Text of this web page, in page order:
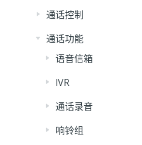
通话控制
通话功能
语音信箱
IVR
通话录音
响铃组